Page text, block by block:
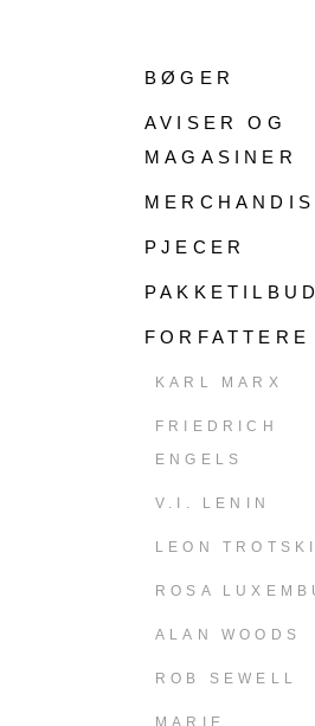
BØGER
AVISER OG
MAGASINER
PJECER
PAKKETILBUD
FORFATTERE
KARL MARX
FRIEDRICH
ENGELS
V.I. LENIN
LEON
ROSA
ALAN WOODS
ROB SEWELL
MARIE